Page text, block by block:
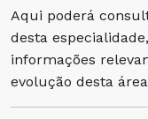
Aqui poderá
desta
informações
evolução desta